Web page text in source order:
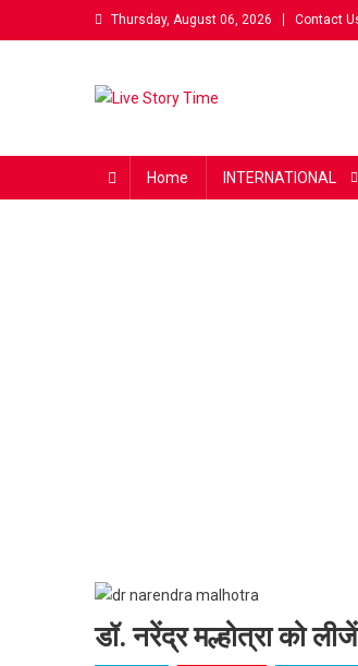
to
Thursday, August 06, 2026 Contact
Home INTERNATIONAL
डॉ. नरेंद्र मल्होत्रा को